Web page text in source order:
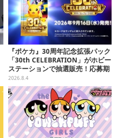
『ポケカ』30周年記念拡張パック
「30th CELEBRATION」がホビー
ステーションで抽選販売！応募期
間は8月6日23時59分まで
2026.8.4